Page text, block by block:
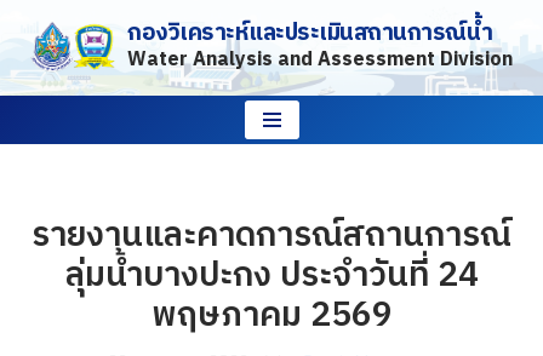
Skip
to
กองวิเคราะห์และประเมินสถานการณ์น้ำ
Water Analysis and Assessment Division
รายงานและคาดการณ์สถานการณ์
ลุ่มน้ำบางปะกง ประจำวันที่ 24
พฤษภาคม 2569